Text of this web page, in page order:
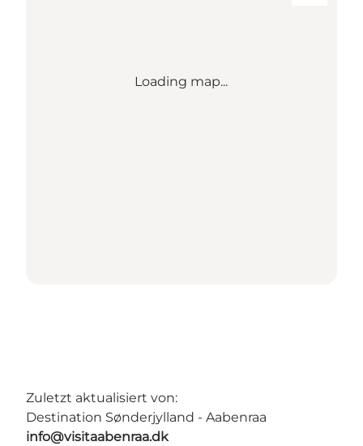
Loading map...
Zuletzt aktualisiert von:
Destination Sønderjylland - Aabenraa
info@visitaabenraa.dk